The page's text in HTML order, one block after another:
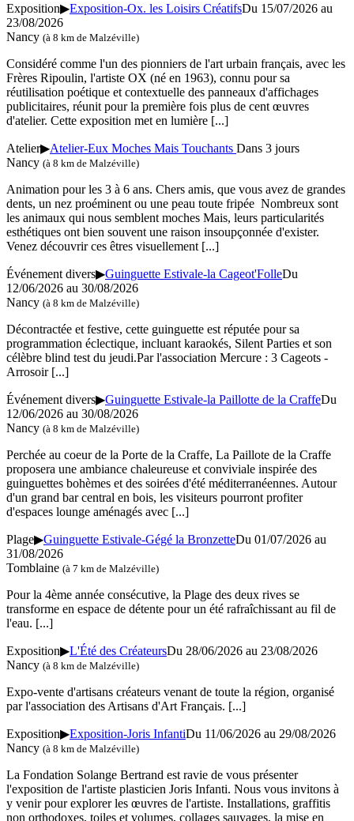
Exposition▶Exposition-Ox. les Loisirs CréatifsDu 15/07/2026 au
23/08/2026
Nancy (à 8 km de Malzéville)
Considéré comme l'un des pionniers de l'art urbain français, avec les
Frères Ripoulin, l'artiste OX (né en 1963), connu pour sa
réutilisation poétique et contextuelle des panneaux d'affichages
publicitaires, réunit pour la première fois plus de cent œuvres
d'atelier. Cette exposition met en lumière [...]
Atelier▶Atelier-Eux Moches Mais Touchants Dans 3 jours
Nancy (à 8 km de Malzéville)
Animation pour les 3 à 6 ans. Chers amis, que vous avez de grandes
dents, un nez proéminent ou une peau toute fripée Nombreux sont
les animaux qui nous semblent moches Mais, leurs particularités
esthétiques ont bien souvent une raison insoupçonnée d'exister.
Venez découvrir ces êtres visuellement [...]
Événement divers▶Guinguette Estivale-la Cageot'FolleDu
12/06/2026 au 30/08/2026
Nancy (à 8 km de Malzéville)
Décontractée et festive, cette guinguette est réputée pour sa
programmation éclectique, incluant karaokés, Silent Parties et son
célèbre blind test du jeudi.Par l'association Mercure : 3 Cageots -
Arrosoir [...]
Événement divers▶Guinguette Estivale-la Paillotte de la CraffeDu
12/06/2026 au 30/08/2026
Nancy (à 8 km de Malzéville)
Perchée au coeur de la Porte de la Craffe, La Paillote de la Craffe
proposera une ambiance chaleureuse et conviviale inspirée des
guinguettes bohèmes et des soirées d'été méditerranéennes. Autour
d'un grand bar central en bois, les visiteurs pourront profiter
d'espaces lounge aménagés avec [...]
Plage▶Guinguette Estivale-Gégé la BronzetteDu 01/07/2026 au
31/08/2026
Tomblaine (à 7 km de Malzéville)
Pour la 4ème année consécutive, la Plage des deux rives se
transforme en espace de détente pour un été rafraîchissant au fil de
l'eau. [...]
Exposition▶L'Été des CréateursDu 28/06/2026 au 23/08/2026
Nancy (à 8 km de Malzéville)
Expo-vente d'artisans créateurs venant de toute la région, organisé
par l'association des Artisans d'Art Français. [...]
Exposition▶Exposition-Joris InfantiDu 11/06/2026 au 29/08/2026
Nancy (à 8 km de Malzéville)
La Fondation Solange Bertrand est ravie de vous présenter
l'exposition de l'artiste plasticien Joris Infanti. Nous vous invitons à
y venir pour explorer les œuvres de l'artiste. Installations, graffitis
non orthodoxes, toiles et volumes, collages sauvages, la mise en